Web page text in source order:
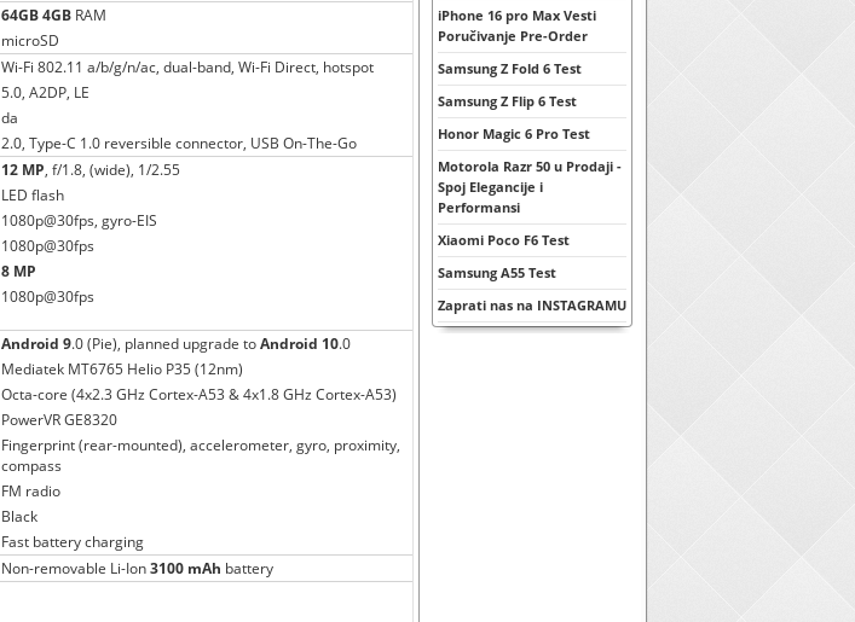
64GB4GB RAM
microSD
Wi-Fi 802.11 a/b/g/n/ac, dual-band, Wi-Fi Direct, hotspot
5.0, A2DP, LE
da
2.0, Type-C 1.0 reversible connector, USB On-The-Go
12 MP, f/1.8, (wide), 1/2.55
LED flash
1080p@30fps, gyro-EIS
1080p@30fps
8 MP
1080p@30fps
Android 9.0 (Pie), planned upgrade toAndroid 10.0
Mediatek MT6765 Helio P35 (12nm)
Octa-core (4x2.3 GHz Cortex-A53 & 4x1.8 GHz Cortex-A53)
PowerVR GE8320
Fingerprint (rear-mounted), accelerometer, gyro, proximity,
compass
FM radio
Black
Fast battery charging
Non-removable Li-Ion3100 mAh battery
iPhone 16 pro Max Vesti
Poručivanje Pre-Order
Samsung Z Fold 6 Test
Samsung Z Flip 6 Test
Honor Magic 6 Pro Test
Motorola Razr 50 u Prodaji -
Spoj Elegancije i
Performansi
Xiaomi Poco F6 Test
Samsung A55 Test
Zaprati nas na INSTAGRAMU